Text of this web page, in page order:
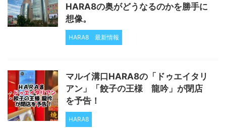
HARA8の奥がどうなるのかを勝手に
想像。
HARA8 最新情報
マルイ溝口HARA8の「ドゥエイタリ
アン」「餃子の王様 龍吟」が閉店
を予告！
HARA8